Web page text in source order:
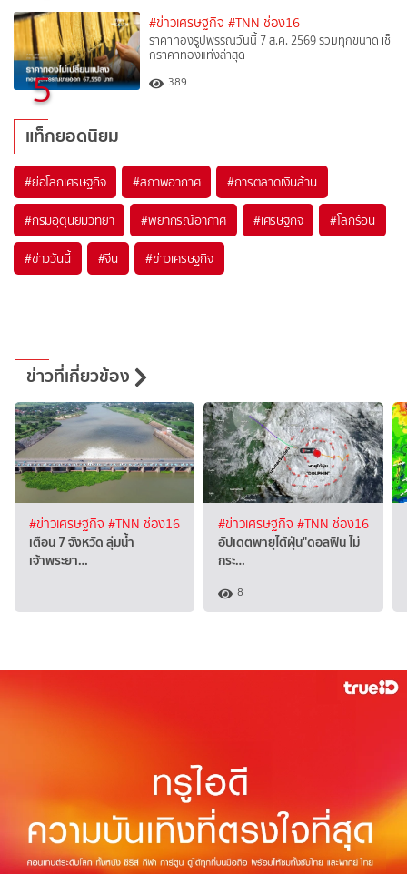
5
#ข่าวเศรษฐกิจ #TNN ช่อง16
ราคาทองรูปพรรณวันนี้ 7 ส.ค. 2569 รวมทุกขนาด เช็
กราคาทองแท่งล่าสุด
389
แท็กยอดนิยม
#ย่อโลกเศรษฐกิจ #สภาพอากาศ #การตลาดเงินล้าน
#กรมอุตุนิยมวิทยา #พยากรณ์อากาศ #เศรษฐกิจ #โลกร้อน
#ข่าววันนี้ #จีน #ข่าวเศรษฐกิจ
ข่าวที่เกี่ยวข้อง
#ข่าวเศรษฐกิจ #TNN ช่อง16
เตือน 7 จังหวัด ลุ่มน้ำ
เจ้าพระยา…
#ข่าวเศรษฐกิจ #TNN ช่อง16
อัปเดตพายุไต้ฝุ่น"ดอลฟิน ไม่
กระ…
8